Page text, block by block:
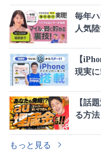
毎年
人気
【
現実
【話
る方
もっと見る